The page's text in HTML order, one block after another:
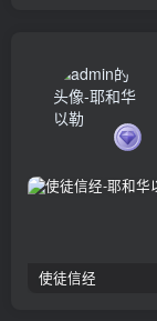
使徒信经